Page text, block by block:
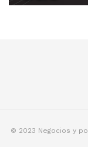
© 2023 Negocios y